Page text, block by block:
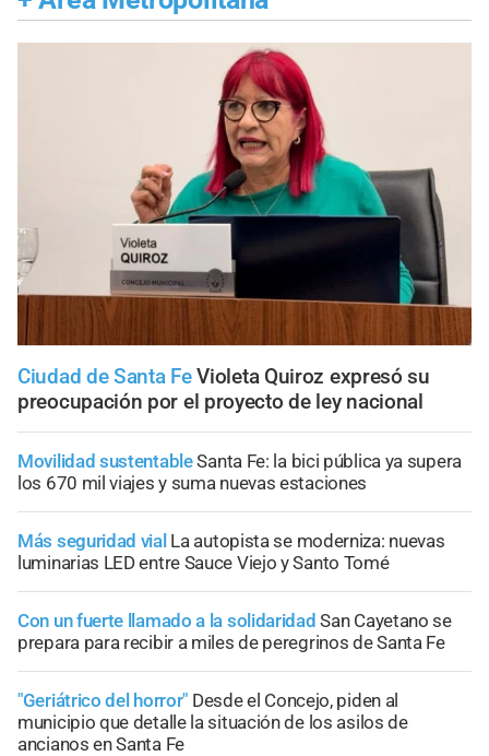
Ciudad de Santa Fe Violeta Quiroz expresó su
preocupación por el proyecto de ley nacional
Movilidad sustentableSanta Fe: la bici pública ya supera
los 670 mil viajes y suma nuevas estaciones
Más seguridad vial La autopista se moderniza: nuevas
luminarias LED entre Sauce Viejo y Santo Tomé
Con un fuerte llamado a la solidaridad San Cayetano se
prepara para recibir a miles de peregrinos de Santa Fe
"Geriátrico del horror" Desde el Concejo, piden al
municipio que detalle la situación de los asilos de
ancianos en Santa Fe